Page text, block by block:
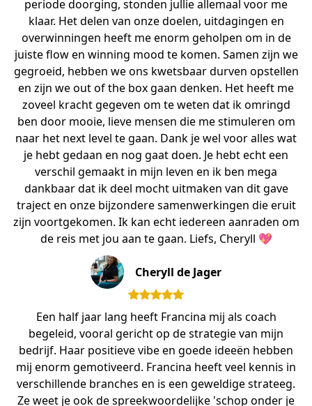
periode doorging, stonden jullie allemaal voor me
klaar. Het delen van onze doelen, uitdagingen en
overwinningen heeft me enorm geholpen om in de
juiste flow en winning mood te komen. Samen zijn we
gegroeid, hebben we ons kwetsbaar durven opstellen
en zijn we out of the box gaan denken. Het heeft me
zoveel kracht gegeven om te weten dat ik omringd
ben door mooie, lieve mensen die me stimuleren om
naar het next level te gaan. Dank je wel voor alles wat
je hebt gedaan en nog gaat doen. Je hebt echt een
verschil gemaakt in mijn leven en ik ben mega
dankbaar dat ik deel mocht uitmaken van dit gave
traject en onze bijzondere samenwerkingen die eruit
zijn voortgekomen. Ik kan echt iedereen aanraden om
de reis met jou aan te gaan. Liefs, Cheryll 💖
Cheryll de Jager
Een half jaar lang heeft Francina mij als coach
begeleid, vooral gericht op de strategie van mijn
bedrijf. Haar positieve vibe en goede ideeën hebben
mij enorm gemotiveerd. Francina heeft veel kennis in
verschillende branches en is een geweldige strateeg.
Ze weet je ook de spreekwoordelijke 'schop onder je